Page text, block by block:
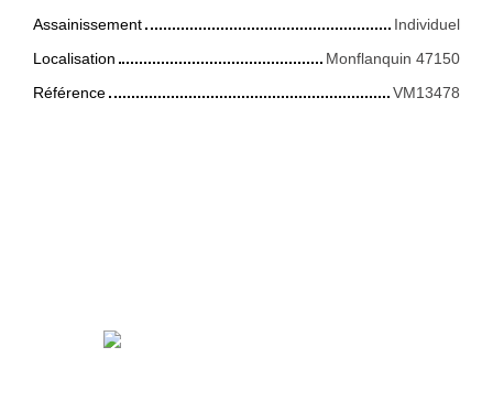
Assainissement
Individuel
Localisation
Monflanquin 47150
Référence
VM13478